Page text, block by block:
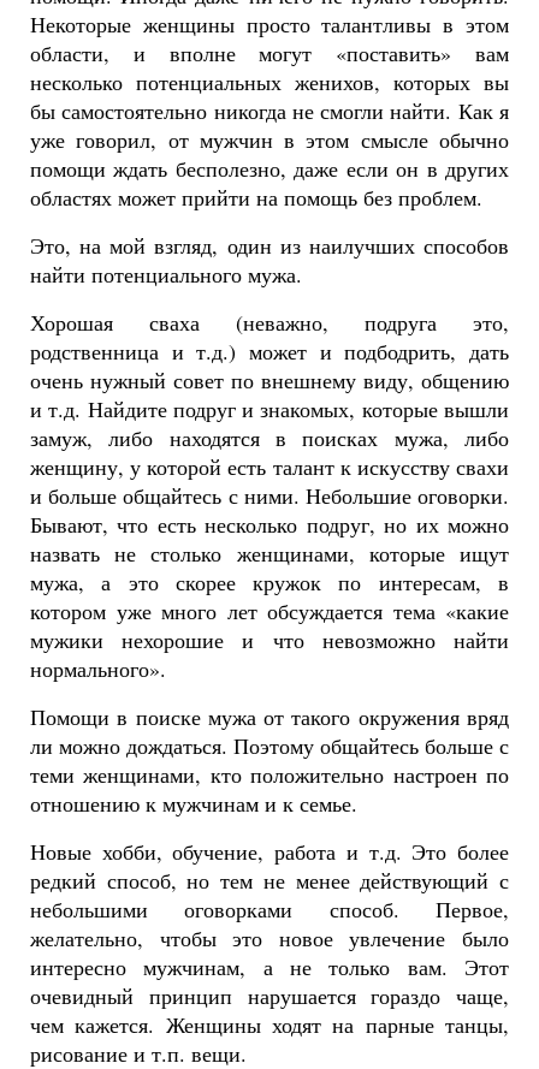
Некоторые женщины просто талантливы в этом
области, и вполне могут «поставить» вам
несколько потенциальных женихов, которых вы
бы самостоятельно никогда не смогли найти. Как я
уже говорил, от мужчин в этом смысле обычно
помощи ждать бесполезно, даже если он в других
областях может прийти на помощь без проблем.
Это, на мой взгляд, один из наилучших способов
найти потенциального мужа.
Хорошая сваха (неважно, подруга это,
родственница и т.д.) может и подбодрить, дать
очень нужный совет по внешнему виду, общению
и т.д. Найдите подруг и знакомых, которые вышли
замуж, либо находятся в поисках мужа, либо
женщину, у которой есть талант к искусству свахи
и больше общайтесь с ними. Небольшие оговорки.
Бывают, что есть несколько подруг, но их можно
назвать не столько женщинами, которые ищут
мужа, а это скорее кружок по интересам, в
котором уже много лет обсуждается тема «какие
мужики нехорошие и что невозможно найти
нормального».
Помощи в поиске мужа от такого окружения вряд
ли можно дождаться. Поэтому общайтесь больше с
теми женщинами, кто положительно настроен по
отношению к мужчинам и к семье.
Новые хобби, обучение, работа и т.д. Это более
редкий способ, но тем не менее действующий с
небольшими оговорками способ. Первое,
желательно, чтобы это новое увлечение было
интересно мужчинам, а не только вам. Этот
очевидный принцип нарушается гораздо чаще,
чем кажется. Женщины ходят на парные танцы,
рисование и т.п. вещи.